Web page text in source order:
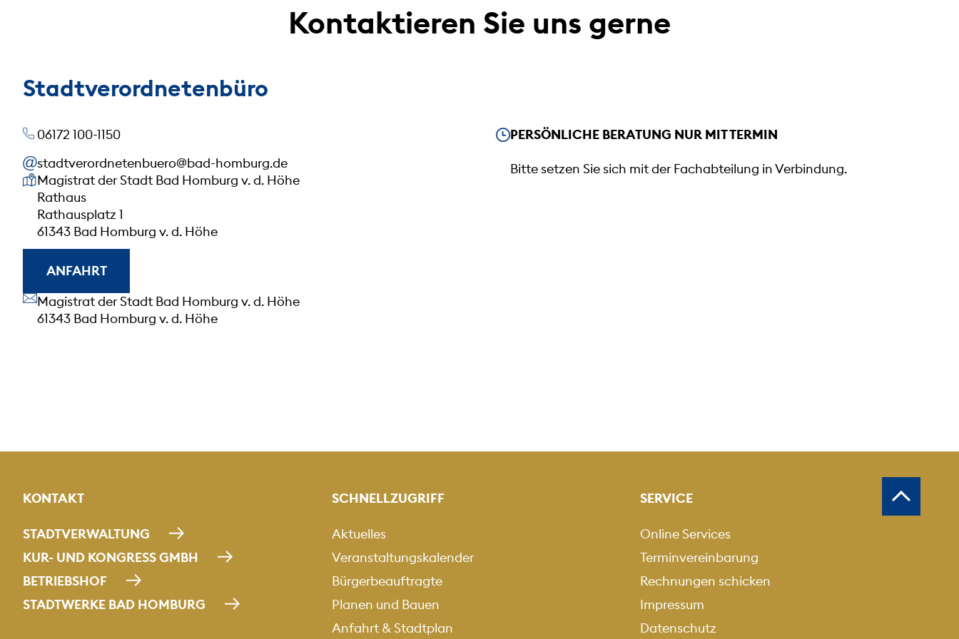
Kontaktieren Sie uns gerne
Stadtverordnetenbüro
06172 100-1150
stadtverordnetenbuero@bad-homburg.de
Unsere Anschrift
Magistrat der Stadt Bad Homburg v. d. Höhe
Rathaus
Rathausplatz 1
61343 Bad Homburg v. d. Höhe
ANFAHRT
Unsere Anschrift
Magistrat der Stadt Bad Homburg v. d. Höhe
61343 Bad Homburg v. d. Höhe
Unsere Öffnungszeiten
PERSÖNLICHE BERATUNG NUR MIT TERMIN
Bitte setzen Sie sich mit der Fachabteilung in Verbindung.
KONTAKT
STADTVERWALTUNG
KUR- UND KONGRESS GMBH
BETRIEBSHOF
STADTWERKE BAD HOMBURG
SCHNELLZUGRIFF
Aktuelles
Veranstaltungskalender
Bürgerbeauftragte
Planen und Bauen
Anfahrt & Stadtplan
SERVICE
Online Services
Terminvereinbarung
Rechnungen schicken
Impressum
Datenschutz